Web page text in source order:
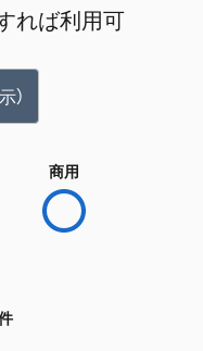
れば利用可
）
商用